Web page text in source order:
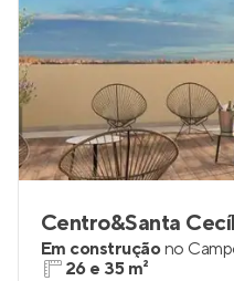
Centro&Santa
Em construçãono
26 e 35 m²